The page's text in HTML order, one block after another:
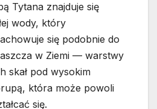
Tytana znajduje się
wody, który
się podobnie do
w Ziemi — warstwy
skał pod wysokim
która może powoli
się.